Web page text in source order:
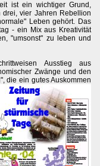
ist ein wichtiger Grund,
vier Jahren Rebellion
Leben gehört. Das
- ein Mix aus Kreativität
"umsonst" zu leben und
Ausstieg aus
Zwänge und den
die ein gutes Auskommen